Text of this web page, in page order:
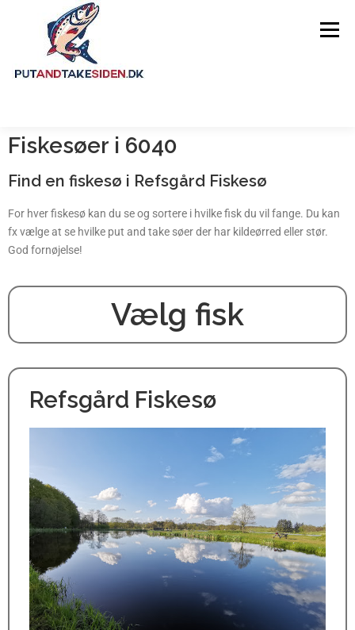
Menu
FORSIDE GUIDES
OM SIDEN
Fiskesøer i 6040
Find en fiskesø i Refsgård Fiskesø
For hver fiskesø kan du se og sortere i hvilke fisk du vil fange. Du kan
fx vælge at se hvilke put and take søer der har kildeørred eller stør.
God fornøjelse!
Vælg fisk
Refsgård Fiskesø